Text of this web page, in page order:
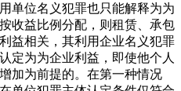
单位名义犯罪也只能解释为为
收益比例分配，则租赁、承包
益相关，其利用企业名义犯罪
定为为企业利益，即使他个人
加为前提的。在第一种情况